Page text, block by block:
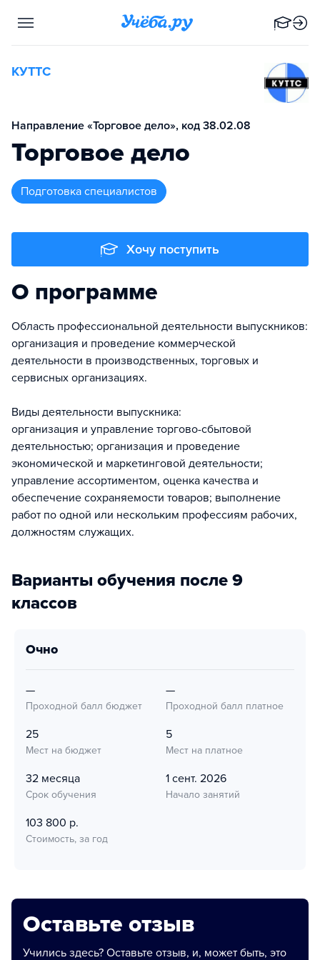
КУТТС
Направление «Торговое дело», код 38.02.08
Торговое дело
подготовка специалистов
Хочу поступить
О программе
Область профессиональной деятельности выпускников:
организация и проведение коммерческой
деятельности в производственных, торговых и
сервисных организациях.
Виды деятельности выпускника:
организация и управление торгово-сбытовой
деятельностью; организация и проведение
экономической и маркетинговой деятельности;
управление ассортиментом, оценка качества и
обеспечение сохраняемости товаров; выполнение
работ по одной или нескольким профессиям рабочих,
должностям служащих.
Варианты обучения после 9
классов
очно
—
Проходной балл бюджет
—
Проходной балл платное
25
Мест на бюджет
5
Мест на платное
32 месяца
Срок обучения
1 сент. 2026
Начало занятий
103 800 р.
Стоимость, за год
Оставьте отзыв
Учились здесь? Оставьте отзыв, и, может быть, это